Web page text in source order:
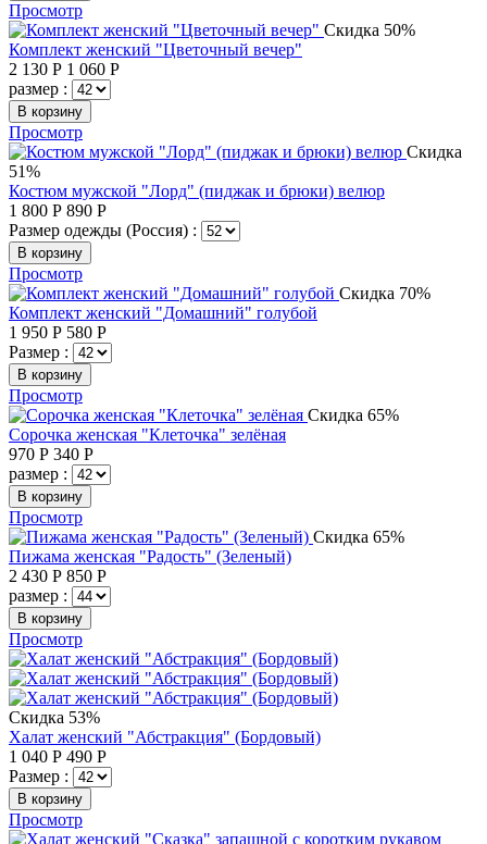
Просмотр
Скидка 50%
Комплект женский "Цветочный вечер"
2 130 Р 1 060 Р
размер :
В корзину
Просмотр
Скидка
51%
Костюм мужской "Лорд" (пиджак и брюки) велюр
1 800 Р 890 Р
Размер одежды (Россия) :
В корзину
Просмотр
Скидка 70%
Комплект женский "Домашний" голубой
1 950 Р 580 Р
Размер :
В корзину
Просмотр
Скидка 65%
Сорочка женская "Клеточка" зелёная
970 Р 340 Р
размер :
В корзину
Просмотр
Скидка 65%
Пижама женская "Радость" (Зеленый)
2 430 Р 850 Р
размер :
В корзину
Просмотр
Скидка 53%
Халат женский "Абстракция" (Бордовый)
1 040 Р 490 Р
Размер :
В корзину
Просмотр